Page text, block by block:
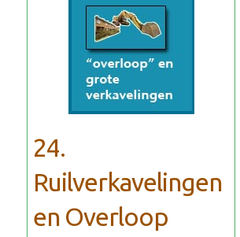
24.
Ruilverkavelingen
en Overloop